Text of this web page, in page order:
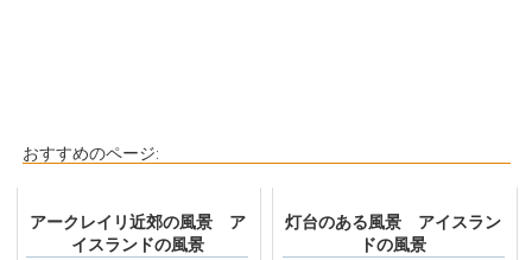
おすすめのページ:
アークレイリ近郊の風景 ア
イスランドの風景
灯台のある風景 アイスラン
ドの風景